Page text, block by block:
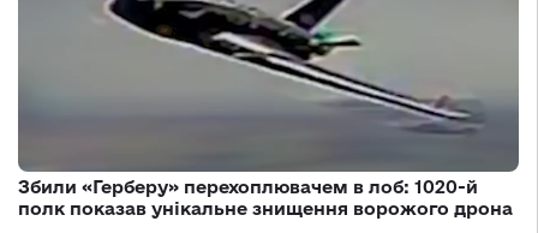
Збили «Герберу» перехоплювачем в лоб: 1020-й
полк показав унікальне знищення ворожого дрона